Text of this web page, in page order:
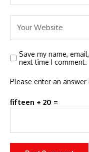
Save my name,
next time I comment.
Please enter an answer
fifteen + 20 =